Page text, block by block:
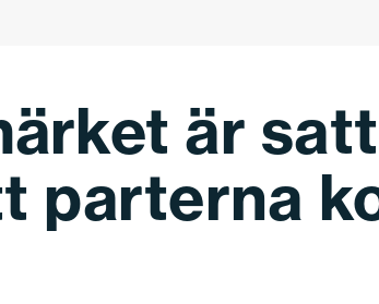
är
parterna